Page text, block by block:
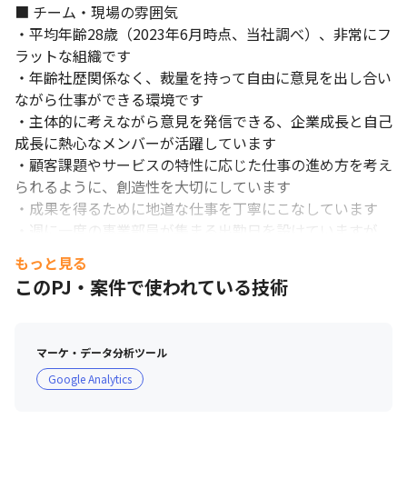
自分のアイデアを活かしやすい環境があります。
■ チーム・現場の雰囲気
・平均年齢28歳（2023年6月時点、当社調べ）、非常にフ
ラットな組織です
・年齢社歴関係なく、裁量を持って自由に意見を出し合い
ながら仕事ができる環境です
・主体的に考えながら意見を発信できる、企業成長と自己
成長に熱心なメンバーが活躍しています
・顧客課題やサービスの特性に応じた仕事の進め方を考え
られるように、創造性を大切にしています
・成果を得るために地道な仕事を丁寧にこなしています
・週に一度の事業部員が集まる出勤日を設けていますが、
それ以外の平日の出勤も自由です
・業務上必要なものがあればすぐに反映されます
・内では口頭での相談も多く、フランクに話し合える環境
もっと見る
このPJ・案件で使われている技術
マーケ・データ分析ツール
Google Analytics